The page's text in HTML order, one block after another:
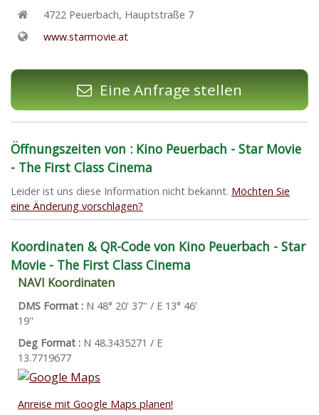
4722 Peuerbach, Hauptstraße 7
www.starmovie.at
Eine Anfrage stellen
Öffnungszeiten von : Kino Peuerbach - Star Movie
- The First Class Cinema
Leider ist uns diese Information nicht bekannt. Möchten Sie
eine Änderung vorschlagen?
Koordinaten & QR-Code von Kino Peuerbach - Star
Movie - The First Class Cinema
NAVI Koordinaten
DMS Format : N 48° 20' 37'' / E 13° 46'
19''
Deg Format : N 48.3435271 / E
13.7719677
Anreise mit Google Maps planen!